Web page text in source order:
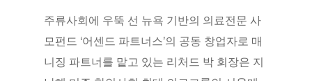
주류사회에 우뚝 선 뉴욕 기반의 의료전문 사
모펀드 ‘어센드 파트너스’의 공동 창업자로 매
니징 파트너를 맡고 있는 리처드 박 회장은 지